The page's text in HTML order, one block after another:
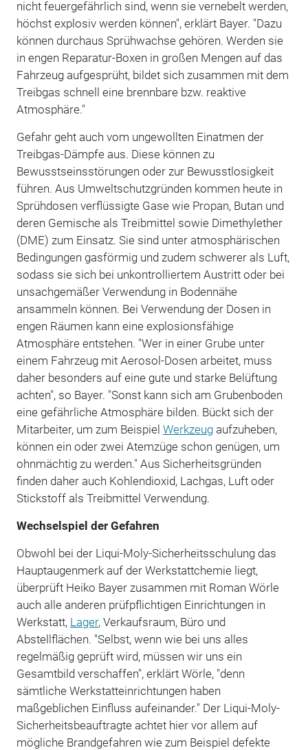
nicht feuergefährlich sind, wenn sie vernebelt werden,
höchst explosiv werden können", erklärt Bayer. "Dazu
können durchaus Sprühwachse gehören. Werden sie
in engen Reparatur-Boxen in großen Mengen auf das
Fahrzeug aufgesprüht, bildet sich zusammen mit dem
Treibgas schnell eine brennbare bzw. reaktive
Atmosphäre."
Gefahr geht auch vom ungewollten Einatmen der
Treibgas-Dämpfe aus. Diese können zu
Bewusstseinsstörungen oder zur Bewusstlosigkeit
führen. Aus Umweltschutzgründen kommen heute in
Sprühdosen verflüssigte Gase wie Propan, Butan und
deren Gemische als Treibmittel sowie Dimethylether
(DME) zum Einsatz. Sie sind unter atmosphärischen
Bedingungen gasförmig und zudem schwerer als Luft,
sodass sie sich bei unkontrolliertem Austritt oder bei
unsachgemäßer Verwendung in Bodennähe
ansammeln können. Bei Verwendung der Dosen in
engen Räumen kann eine explosionsfähige
Atmosphäre entstehen. "Wer in einer Grube unter
einem Fahrzeug mit Aerosol-Dosen arbeitet, muss
daher besonders auf eine gute und starke Belüftung
achten", so Bayer. "Sonst kann sich am Grubenboden
eine gefährliche Atmosphäre bilden. Bückt sich der
Mitarbeiter, um zum Beispiel Werkzeugaufzuheben,
können ein oder zwei Atemzüge schon genügen, um
ohnmächtig zu werden." Aus Sicherheitsgründen
finden daher auch Kohlendioxid, Lachgas, Luft oder
Stickstoff als Treibmittel Verwendung.
Wechselspiel der Gefahren
Obwohl bei der Liqui-Moly-Sicherheitsschulung das
Hauptaugenmerk auf der Werkstattchemie liegt,
überprüft Heiko Bayer zusammen mit Roman Wörle
auch alle anderen prüfpflichtigen Einrichtungen in
Werkstatt, Lager, Verkaufsraum, Büro und
Abstellflächen. "Selbst, wenn wie bei uns alles
regelmäßig geprüft wird, müssen wir uns ein
Gesamtbild verschaffen", erklärt Wörle, "denn
sämtliche Werkstatteinrichtungen haben
maßgeblichen Einfluss aufeinander." Der Liqui-Moly-
Sicherheitsbeauftragte achtet hier vor allem auf
mögliche Brandgefahren wie zum Beispiel defekte